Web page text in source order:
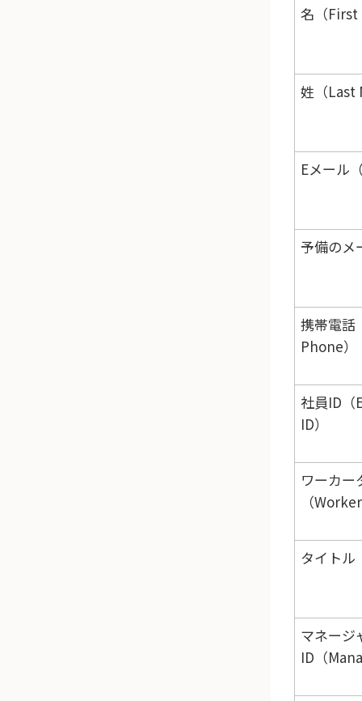
名（First
姓（Last
Eメール
予備のメ
携帯電
Phone）
社員ID
ID）
ワーカー
（
タイト
マネージ
ID（